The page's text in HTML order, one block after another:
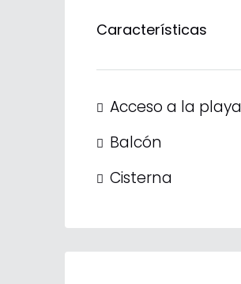
Características
Acceso a la playa
Balcón
Cisterna